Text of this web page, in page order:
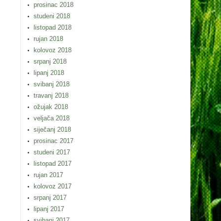
prosinac 2018
studeni 2018
listopad 2018
rujan 2018
kolovoz 2018
srpanj 2018
lipanj 2018
svibanj 2018
travanj 2018
ožujak 2018
veljača 2018
siječanj 2018
prosinac 2017
studeni 2017
listopad 2017
rujan 2017
kolovoz 2017
srpanj 2017
lipanj 2017